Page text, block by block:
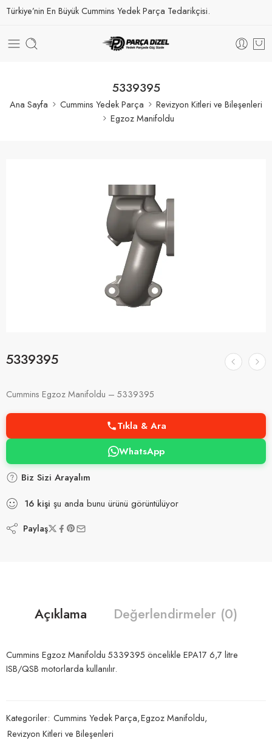
Türkiye’nin En Büyük Cummins Yedek Parça Tedarikçisi.
5339395
Ana Sayfa Cummins Yedek Parça
Revizyon Kitleri ve Bileşenleri
Egzoz Manifoldu
5339395
Cummins Egzoz Manifoldu – 5339395
Tıkla & Ara
WhatsApp
Biz Sizi Arayalım
16 kişi şu anda bunu ürünü görüntülüyor
Paylaş
Açıklama Değerlendirmeler (0)
Cummins Egzoz Manifoldu 5339395 öncelikle EPA17 6,7 litre
ISB/QSB motorlarda kullanılır.
Kategoriler: Cummins Yedek Parça,Egzoz Manifoldu,
Revizyon Kitleri ve Bileşenleri